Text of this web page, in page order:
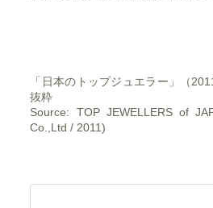
「日本のトップジュエラー」（
抜粋
Source: TOP JEWELLERS of
Co.,Ltd / 2011)